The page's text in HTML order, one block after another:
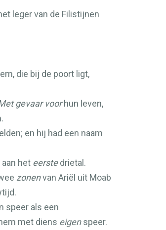
leger van de Filistijnen
die bij de poort ligt,
gevaar voorhun leven,
en hij had een naam
het eerstedrietal.
zonenvan Ariël uit Moab
speer als een
met diens eigenspeer.